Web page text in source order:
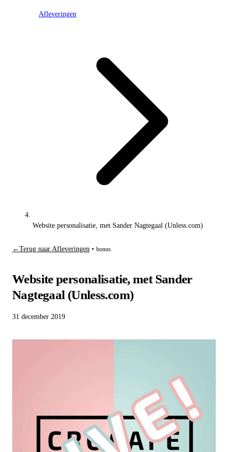
Afleveringen
Website personalisatie, met Sander Nagtegaal (Unless.com)
←Terug naar Afleveringen • bonus
Website personalisatie, met Sander
Nagtegaal (Unless.com)
31 december 2019